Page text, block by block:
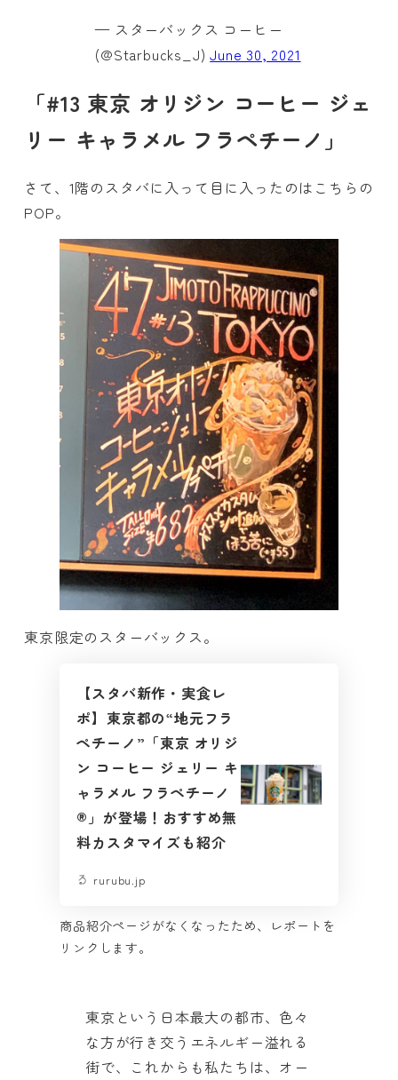
— スターバックス コーヒー
(@Starbucks_J)June 30, 2021
「#13 東京 オリジン コーヒー ジェ
リー キャラメル フラペチーノ」
さて、1階のスタバに入って目に入ったのはこちらの
POP。
東京限定のスターバックス。
【スタバ新作・実食レ
ポ】東京都の“地元フラ
ペチーノ”「東京 オリジ
ン コーヒー ジェリー キ
ャラメル フラペチーノ
®」が登場！おすすめ無
料カスタマイズも紹介
rurubu.jp
商品紹介ページがなくなったため、レポートを
リンクします。
東京という日本最大の都市、色々
な方が行き交うエネルギー溢れる
街で、これからも私たちは、オー